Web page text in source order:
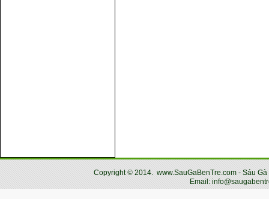
Copyright© 2014. www.SauGaBenTre.com - Sáu
Email: